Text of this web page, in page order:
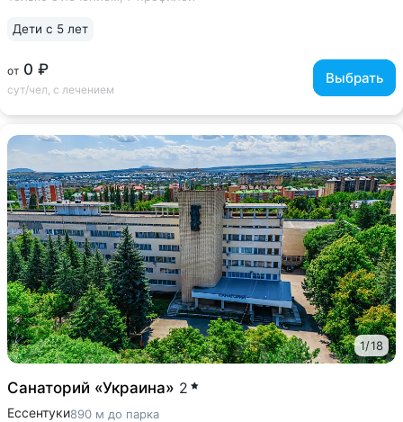
от 0 ₽
сут/чел, с лечением
Выбрать
Дети с 5 лет
1/18
Санаторий «Украина» 2
Ессентуки890 м до парка